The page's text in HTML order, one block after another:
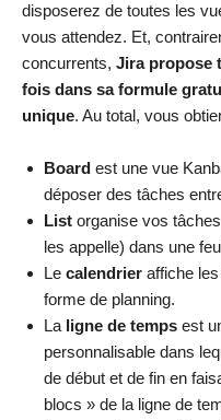
disposerez de toutes les
vous attendez. Et,
concurrents, Jira propose
fois dans sa formule
unique. Au total, vous
Board est une vue
déposer des tâches
List organise vos
les appelle) dans une
Le calendrier affiche
forme de planning.
La ligne de temps est
personnalisable dans
de début et de fin en
blocs » de la ligne de